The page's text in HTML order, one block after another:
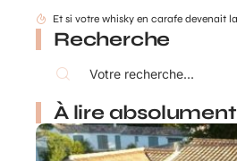
Recherche
À lire absolument